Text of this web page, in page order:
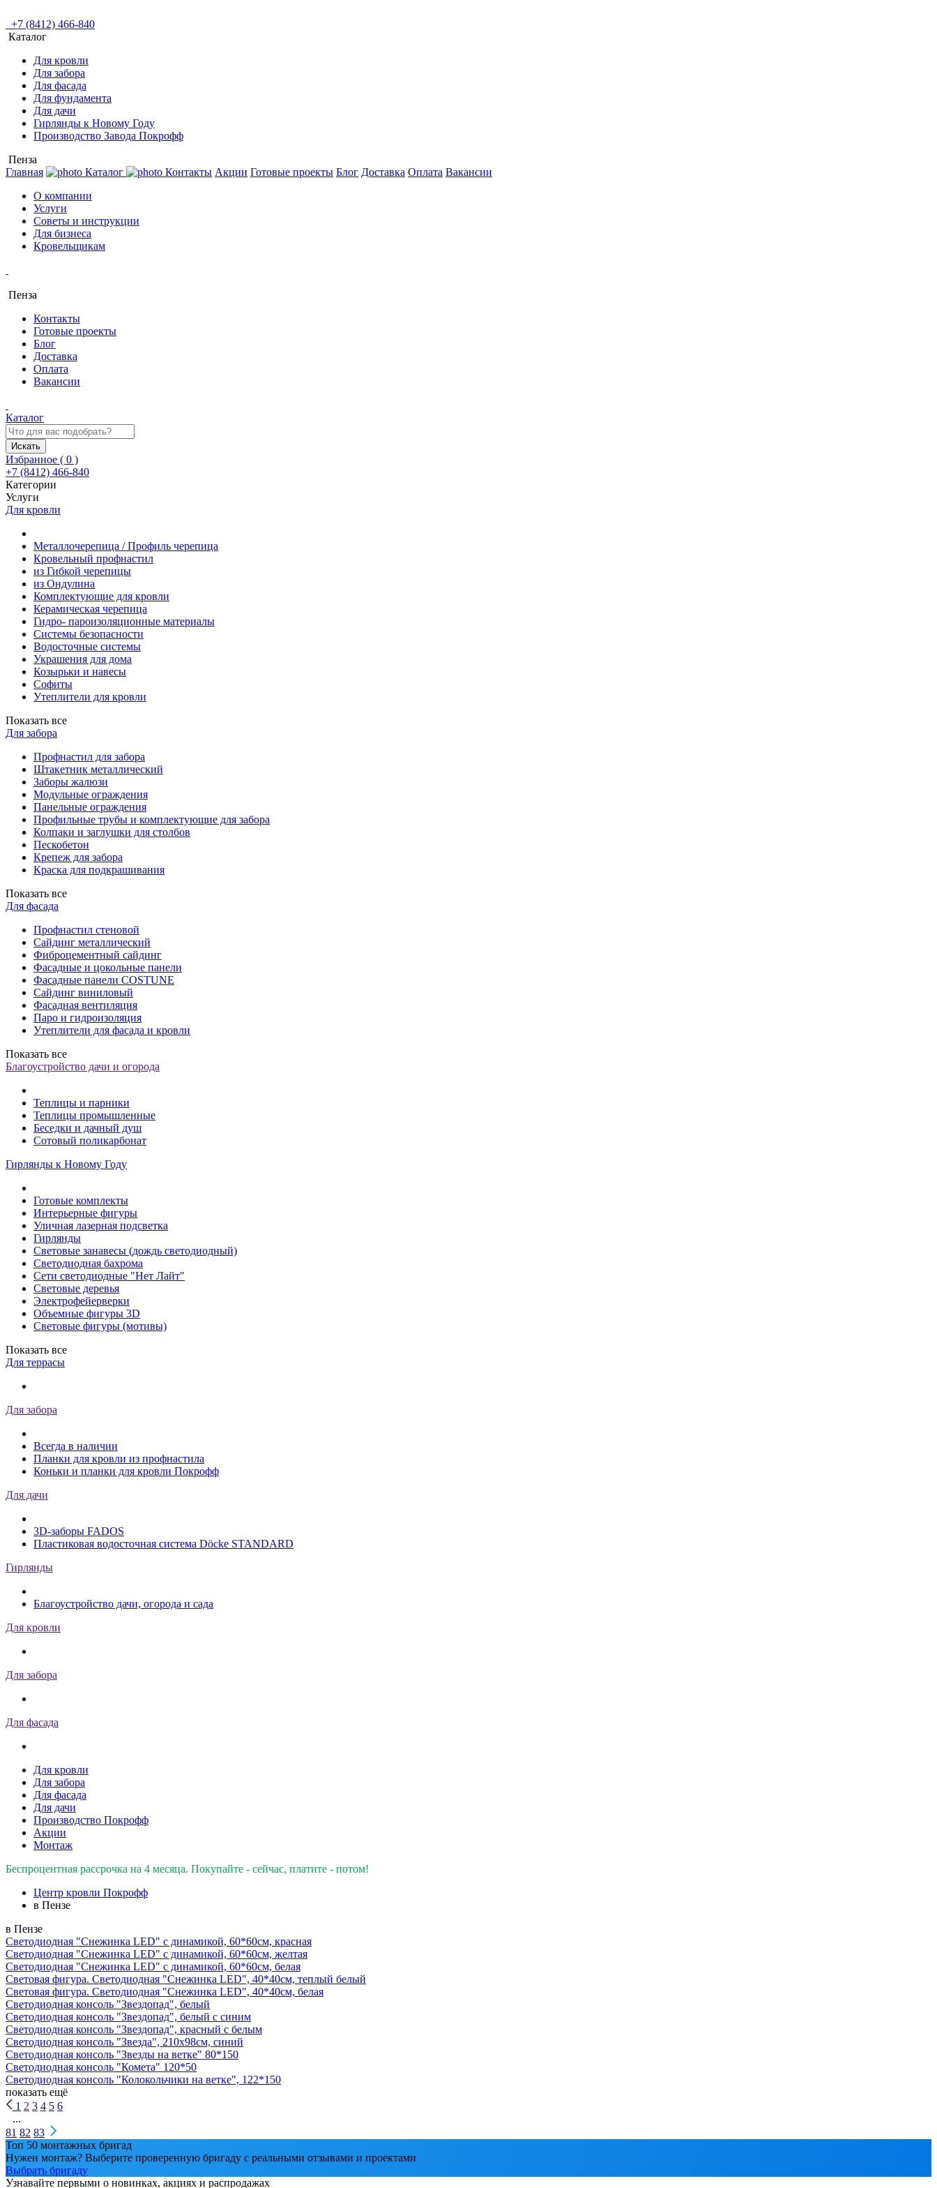
+7 (8412) 466-840
Каталог
Для кровли
Для забора
Для фасада
Для фундамента
Для дачи
Гирлянды к Новому Году
Производство Завода Покрофф
Пенза
Главная
Каталог Контакты Акции Готовые проекты Блог Доставка Оплата Вакансии
О компании
Услуги
Советы и инструкции
Для бизнеса
Кровельщикам
Пенза
Контакты
Готовые проекты
Блог
Доставка
Оплата
Вакансии
Каталог
Искать
Избранное ( 0 )
+7 (8412) 466-840
Категории
Услуги
Для кровли
Металлочерепица / Профиль черепица
Кровельный профнастил
из Гибкой черепицы
из Ондулина
Комплектующие для кровли
Керамическая черепица
Гидро- пароизоляционные материалы
Системы безопасности
Водосточные системы
Украшения для дома
Козырьки и навесы
Софиты
Утеплители для кровли
Показать все
Для забора
Профнастил для забора
Штакетник металлический
Заборы жалюзи
Модульные ограждения
Панельные ограждения
Профильные трубы и комплектующие для забора
Колпаки и заглушки для столбов
Пескобетон
Крепеж для забора
Краска для подкрашивания
Показать все
Для фасада
Профнастил стеновой
Сайдинг металлический
Фиброцементный сайдинг
Фасадные и цокольные панели
Фасадные панели COSTUNE
Сайдинг виниловый
Фасадная вентиляция
Паро и гидроизоляция
Утеплители для фасада и кровли
Показать все
Благоустройство дачи и огорода
Теплицы и парники
Теплицы промышленные
Беседки и дачный душ
Сотовый поликарбонат
Гирлянды к Новому Году
Готовые комплекты
Интерьерные фигуры
Уличная лазерная подсветка
Гирлянды
Световые занавесы (дождь светодиодный)
Светодиодная бахрома
Сети светодиодные "Нет Лайт"
Световые деревья
Электрофейерверки
Объемные фигуры 3D
Световые фигуры (мотивы)
Показать все
Для террасы
Для забора
Всегда в наличии
Планки для кровли из профнастила
Коньки и планки для кровли Покрофф
Для дачи
3D-заборы FADOS
Пластиковая водосточная система Döcke STANDARD
Гирлянды
Благоустройство дачи, огорода и сада
Для кровли
Для забора
Для фасада
Для кровли
Для забора
Для фасада
Для дачи
Производство Покрофф
Акции
Монтаж
Беспроцентная рассрочка на 4 месяца. Покупайте - сейчас, платите - потом!
Центр кровли Покрофф
в Пензе
в Пензе
Светодиодная "Снежинка LED" с динамикой, 60*60см, красная
Светодиодная "Снежинка LED" с динамикой, 60*60см, желтая
Светодиодная "Снежинка LED" с динамикой, 60*60см, белая
Световая фигура. Светодиодная "Снежинка LED", 40*40см, теплый белый
Световая фигура. Светодиодная "Снежинка LED", 40*40см, белая
Светодиодная консоль "Звездопад", белый
Светодиодная консоль "Звездопад", белый с синим
Светодиодная консоль "Звездопад", красный с белым
Светодиодная консоль "Звезда", 210х98см, синий
Светодиодная консоль "Звезды на ветке" 80*150
Светодиодная консоль "Комета" 120*50
Светодиодная консоль "Колокольчики на ветке", 122*150
показать ещё
1 2 3 4 5 6
...
81 82 83
Топ 50 монтажных бригад
Нужен монтаж? Выберите проверенную бригаду с реальными отзывами и проектами
Выбрать бригаду
Узнавайте первыми о новинках, акциях и распродажах